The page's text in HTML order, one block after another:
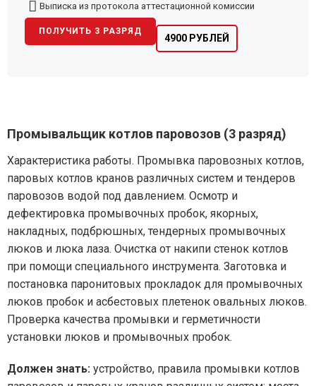
Выписка из протокола аттестационной комиссии
4900 РУБЛЕЙ
ПОЛУЧИТЬ 3 РАЗРЯД
Промывальщик котлов паровозов (3 разряд)
Характеристика работы. Промывка паровозных котлов,
паровых котлов кранов различных систем и тендеров
паровозов водой под давлением. Осмотр и
дефектировка промывочных пробок, якорных,
накладных, подбрюшных, тендерных промывочных
люков и люка лаза. Очистка от накипи стенок котлов
при помощи специального инструмента. Заготовка и
постановка паронитовых прокладок для промывочных
люков пробок и асбестовых плетенок овальных люков.
Проверка качества промывки и герметичности
установки люков и промывочных пробок.
Должен знать: устройство, правила промывки котлов